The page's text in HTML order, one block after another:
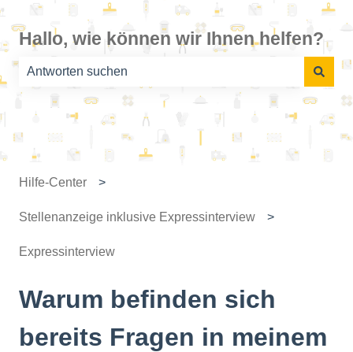
Hallo, wie können wir Ihnen helfen?
Es gibt keine Vorschläge, da das Suchfeld leer ist.
Hilfe-Center
Stellenanzeige inklusive Expressinterview
Expressinterview
Warum befinden sich
bereits Fragen in meinem